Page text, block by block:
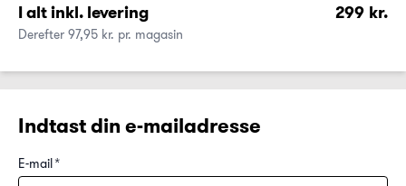
Indtast din e-mailadresse
E-mail*
I alt inkl. levering 299 kr.
Derefter 97,95 kr. pr. magasin